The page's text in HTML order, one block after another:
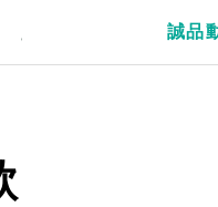
誠品